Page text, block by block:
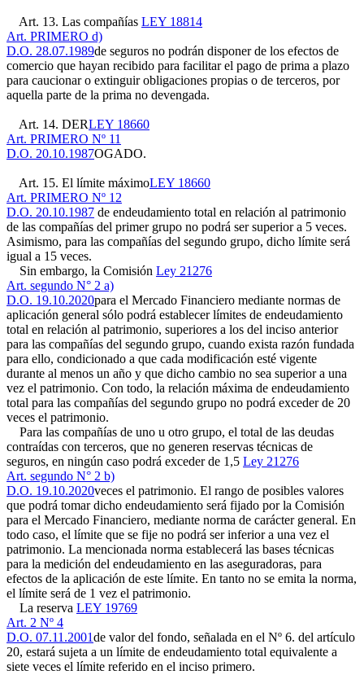
Art. 13. Las compañías LEY 18814
Art. PRIMERO d)
D.O. 28.07.1989de seguros no podrán disponer de los efectos de
comercio que hayan recibido para facilitar el pago de prima a plazo
para caucionar o extinguir obligaciones propias o de terceros, por
aquella parte de la prima no devengada.
Art. 14. DERLEY 18660
Art. PRIMERO Nº 11
D.O. 20.10.1987OGADO.
Art. 15. El límite máximoLEY 18660
Art. PRIMERO Nº 12
D.O. 20.10.1987 de endeudamiento total en relación al patrimonio
de las compañías del primer grupo no podrá ser superior a 5 veces.
Asimismo, para las compañías del segundo grupo, dicho límite será
igual a 15 veces.
Sin embargo, la Comisión Ley 21276
Art. segundo N° 2 a)
D.O. 19.10.2020para el Mercado Financiero mediante normas de
aplicación general sólo podrá establecer límites de endeudamiento
total en relación al patrimonio, superiores a los del inciso anterior
para las compañías del segundo grupo, cuando exista razón fundada
para ello, condicionado a que cada modificación esté vigente
durante al menos un año y que dicho cambio no sea superior a una
vez el patrimonio. Con todo, la relación máxima de endeudamiento
total para las compañías del segundo grupo no podrá exceder de 20
veces el patrimonio.
Para las compañías de uno u otro grupo, el total de las deudas
contraídas con terceros, que no generen reservas técnicas de
seguros, en ningún caso podrá exceder de 1,5 Ley 21276
Art. segundo N° 2 b)
D.O. 19.10.2020veces el patrimonio. El rango de posibles valores
que podrá tomar dicho endeudamiento será fijado por la Comisión
para el Mercado Financiero, mediante norma de carácter general. En
todo caso, el límite que se fije no podrá ser inferior a una vez el
patrimonio. La mencionada norma establecerá las bases técnicas
para la medición del endeudamiento en las aseguradoras, para
efectos de la aplicación de este límite. En tanto no se emita la norma,
el límite será de 1 vez el patrimonio.
La reserva LEY 19769
Art. 2 Nº 4
D.O. 07.11.2001de valor del fondo, señalada en el Nº 6. del artículo
20, estará sujeta a un límite de endeudamiento total equivalente a
siete veces el límite referido en el inciso primero.